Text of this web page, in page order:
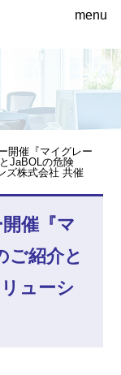
menu
開催『マイグレー
JaBOLの危険
ズ株式会社 共催
催『マ
ご紹介と
ューシ